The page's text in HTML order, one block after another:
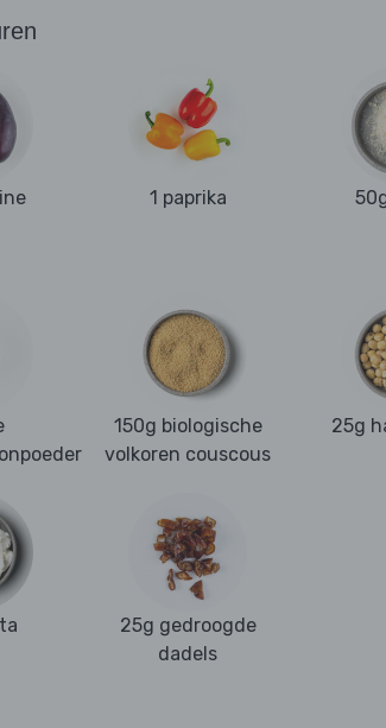
1 paprika
150g biologische
volkoren couscous
25g
25g gedroogde
dadels